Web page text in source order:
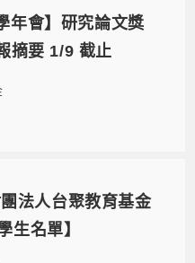
年會】研究論文獎
摘要 1/9 截止
法人台聚教育基金
生名單】